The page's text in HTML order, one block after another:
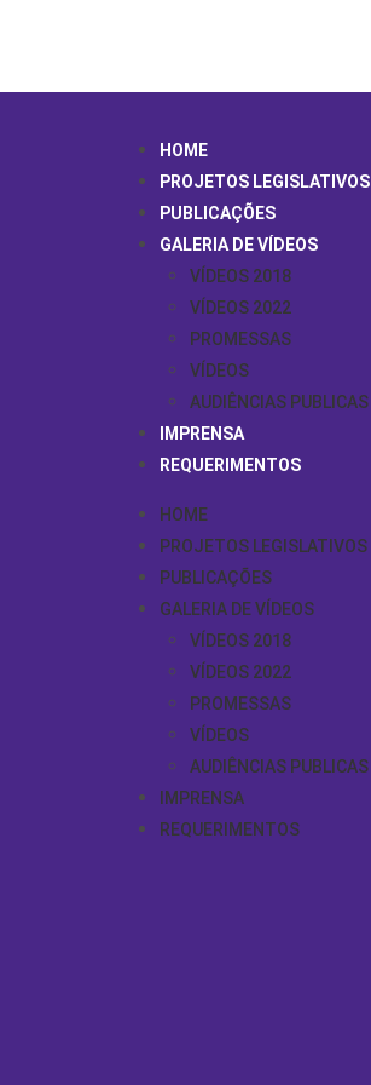
HOME
PROJETOS LEGISLATIVOS
PUBLICAÇÕES
GALERIA DE VÍDEOS
VÍDEOS 2018
VÍDEOS 2022
PROMESSAS
VÍDEOS
AUDIÊNCIAS PUBLICAS
IMPRENSA
REQUERIMENTOS
HOME
PROJETOS LEGISLATIVOS
PUBLICAÇÕES
GALERIA DE VÍDEOS
VÍDEOS 2018
VÍDEOS 2022
PROMESSAS
VÍDEOS
AUDIÊNCIAS PUBLICAS
IMPRENSA
REQUERIMENTOS